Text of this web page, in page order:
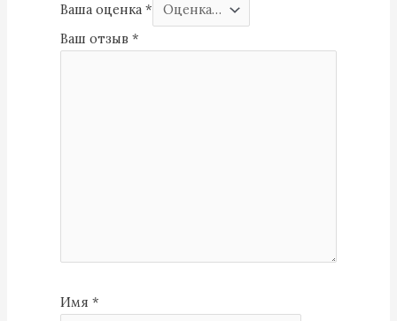
Ваша оценка*
Ваш отзыв*
Имя*